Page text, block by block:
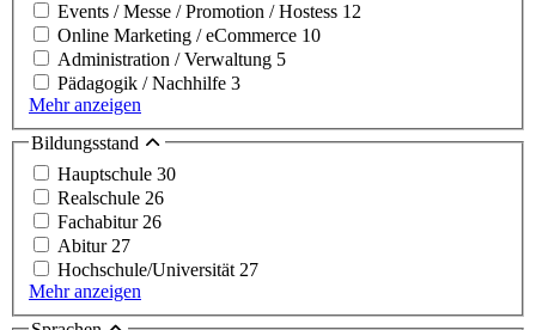
Events / Messe / Promotion / Hostess 12
Online Marketing / eCommerce 10
Administration / Verwaltung 5
Pädagogik / Nachhilfe 3
Mehr anzeigen
Bildungsstand
Hauptschule 30
Realschule 26
Fachabitur 26
Abitur 27
Hochschule/Universität 27
Mehr anzeigen